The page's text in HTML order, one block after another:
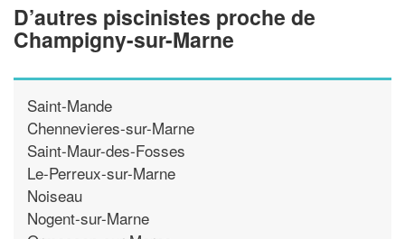
D’autres piscinistes proche de
Champigny-sur-Marne
Saint-Mande
Chennevieres-sur-Marne
Saint-Maur-des-Fosses
Le-Perreux-sur-Marne
Noiseau
Nogent-sur-Marne